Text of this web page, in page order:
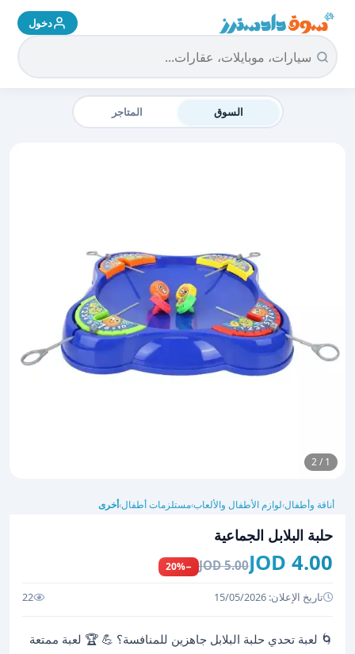
سوق دادسترز الرئيسية دخول
السوق المتاجر
1 / 2
أناقة وأطفال›لوازم الأطفال والألعاب›مستلزمات أطفال›أخرى
حلبة البلابل الجماعية
4.00 JOD
5.00 JOD
−20%
تاريخ الإعلان: 15/05/2026 22
🌀 لعبة تحدي حلبة البلابل جاهزين للمنافسة؟ 💪 🏆 لعبة ممتعة